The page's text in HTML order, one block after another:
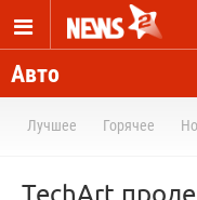
Авто
Лучшее Горячее
TechArt